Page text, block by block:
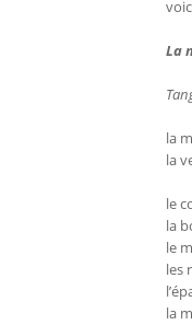
La
la
la
le
la
le
les
la